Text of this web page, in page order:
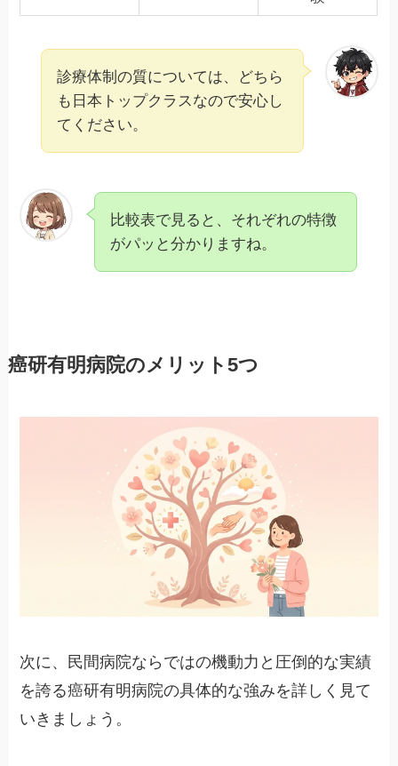
診療体制の質については、どちら
も日本トップクラスなので安心し
てください。
比較表で見ると、それぞれの特徴
がパッと分かりますね。
癌研有明病院のメリット5つ
次に、民間病院ならではの機動力と圧倒的な実績
を誇る癌研有明病院の具体的な強みを詳しく見て
いきましょう。